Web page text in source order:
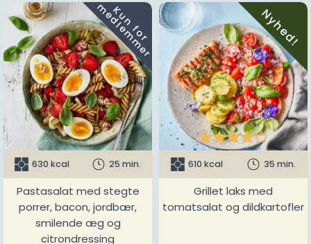
K
u
n
f
o
r
m
e
d
l
e
m
m
e
r
630 kcal 25 min.
Pastasalat med stegte
porrer, bacon, jordbær,
smilende æg og
citrondressing
Nyhed!

610 kcal 35 min.
Grillet laks med
tomatsalat og dildkartofler